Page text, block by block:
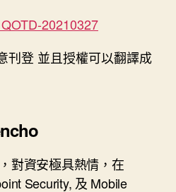
20210327
刊登 並且授權可以翻譯成
對資安極具熱情，在
Security, 及 Mobile